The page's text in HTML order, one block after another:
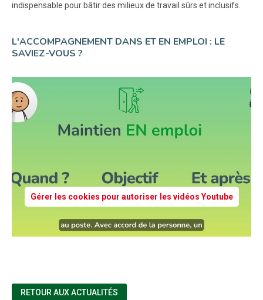
indispensable pour bâtir des milieux de travail sûrs et inclusifs.
L'ACCOMPAGNEMENT DANS ET EN EMPLOI : LE
SAVIEZ-VOUS ?
Gérer les cookies pour autoriser les vidéos Youtube
RETOUR AUX ACTUALITÉS